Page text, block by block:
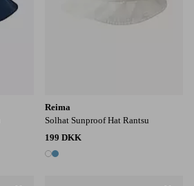
Reima
Solhat Sunproof Hat Rantsu
199 DKK
2 farver